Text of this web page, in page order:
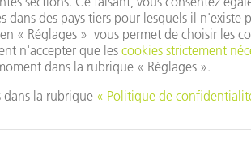
eux-mêmes les pièces de tôles
« besoin d'une machine de
que miser sur la qualité serait
2D de TRUMPF. Cela représentait